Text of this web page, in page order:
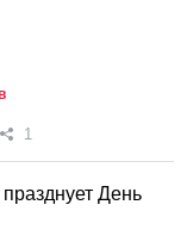
1
День